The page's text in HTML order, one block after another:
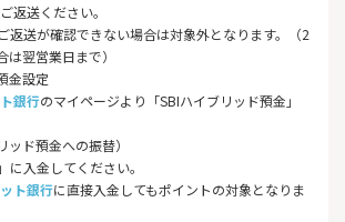
返送ください。
返送が確認できない場合は対象外となります。（2
翌営業日まで）
金設定
銀行のマイページより「SBIハイブリッド預金」
ッド預金への振替）
」に入金してください。
ト銀行に直接入金してもポイントの対象となりま